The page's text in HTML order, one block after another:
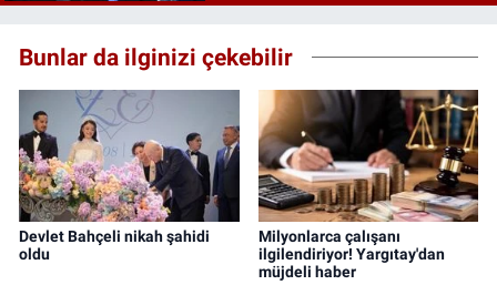
Bunlar da ilginizi çekebilir
Devlet Bahçeli nikah şahidi
oldu
Milyonlarca çalışanı
ilgilendiriyor! Yargıtay'dan
müjdeli haber